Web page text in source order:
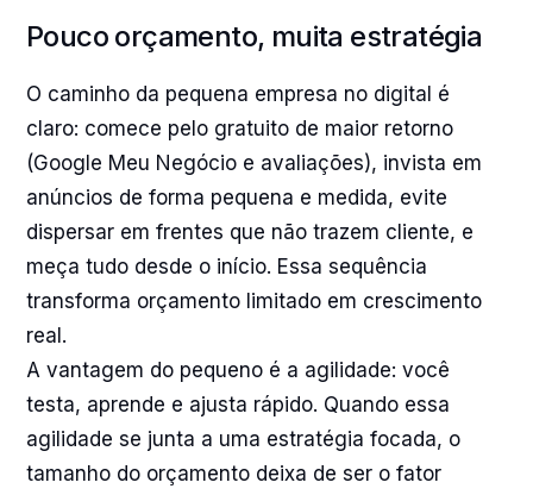
Pouco orçamento, muita estratégia
O caminho da pequena empresa no digital é
claro: comece pelo gratuito de maior retorno
(Google Meu Negócio e avaliações), invista em
anúncios de forma pequena e medida, evite
dispersar em frentes que não trazem cliente, e
meça tudo desde o início. Essa sequência
transforma orçamento limitado em crescimento
real.
A vantagem do pequeno é a agilidade: você
testa, aprende e ajusta rápido. Quando essa
agilidade se junta a uma estratégia focada, o
tamanho do orçamento deixa de ser o fator